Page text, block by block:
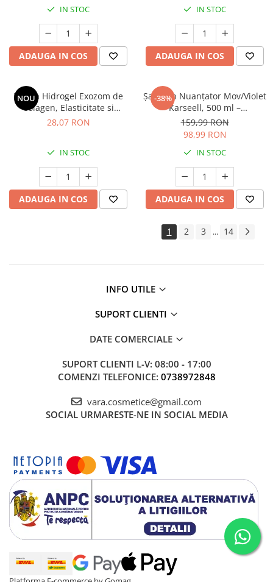
IN STOC
ADAUGA IN COS
IN STOC
ADAUGA IN COS
NOU
Masca Hidrogel Exozom de
Colagen, Elasticitate si
Hidratare, 41g, Ariul Expert
28,07 RON
IN STOC
ADAUGA IN COS
-38%
Șampon Nuanțator Mov/Violet
Karseell, 500 ml –
Neutralizează tonurile
galbene și portocalii,
hidratează și revitalizează
părul blond, gri sau decolorat
159,99 RON
98,99 RON
IN STOC
ADAUGA IN COS
1 2 3 ... 14
INFO UTILE
SUPORT CLIENTI
DATE COMERCIALE
SUPORT CLIENTI L-V: 08:00 - 17:00
COMENZI TELEFONICE: 0738972848
vara.cosmetice@gmail.com
SOCIAL URMARESTE-NE IN SOCIAL MEDIA